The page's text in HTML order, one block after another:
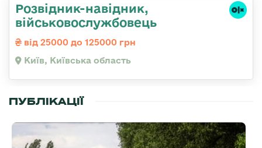
Розвідник-навідник,
військовослужбовець
від 25000 до 125000 грн
Київ, Київська область
ПУБЛІКАЦІЇ